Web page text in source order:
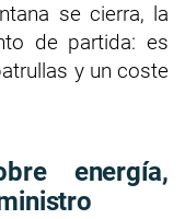
se cierra, la
de partida: es
y un coste
energía,